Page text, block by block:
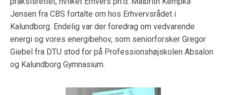
Jensen fra CBS fortalte om hos Erhvervsrådet i
Kalundborg. Endelig var der foredrag om vedvarende
energi og vores energibehov, som seniorforsker Gregor
Giebel fra DTU stod for på Professionshøjskolen Absalon
og Kalundborg Gymnasium.